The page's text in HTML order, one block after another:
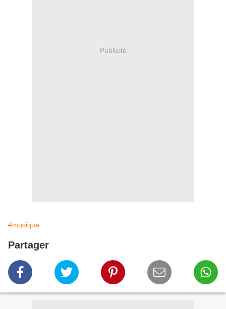
Publicité
#musique
Partager